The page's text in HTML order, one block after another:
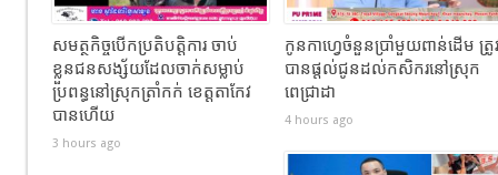
សមត្ថកិច្ចបើកប្រតិបត្តិការ ចាប់
ខ្លួនជនសង្ស័យដែលចាក់សម្លាប់
ប្រពន្ធនៅស្រុកត្រាំកក់ ខេត្តតាកែវ
បានហេីយ
3 hours ago
កូនកាហ្វេចំនួនប្រាំមួយពាន់ដើម ត្រូ
បានផ្តល់ជូនដល់កសិករនៅស្រុក
ពេជ្រាដា
4 hours ago